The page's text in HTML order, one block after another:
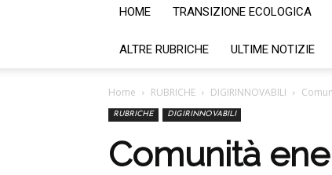
HOME TRANSIZIONE ECOLOGICA
ALTRE RUBRICHE ULTIME NOTIZIE
Home RUBRICHE DIGIRINNOVABILI
RUBRICHE DIGIRINNOVABILI
Comunità